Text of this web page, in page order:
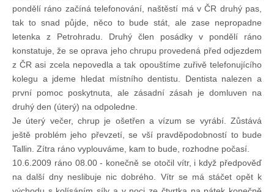
Mezinárodní pohár
Modrá stuha
Pohárové závody
Kvízy
O lodích a plavbách
pondělí ráno začíná telefonování, naštěstí má v ČR druhý pas,
tak to snad půjde, něco to bude stát, ale zase nepropadne
letenka z Petrohradu. Druhý člen posádky v pondělí ráno
konstatuje, že se oprava jeho chrupu provedená před odjezdem
z ČR asi zcela nepovedla a tak opouštíme zuřivě telefonujícího
kolegu a jdeme hledat místního dentistu. Dentista nalezen a
první pomoc poskytnuta, ale zásadní zásah je domluven na
druhý den (úterý) na odpoledne.
Je úterý večer, chrup je ošetřen a vízum se vyrábí. Zůstává
ještě problém jeho převzetí, se vší pravděpodobností to bude
Tallin. Zítra ráno vyplouváme, kam to bude, rozhodne počasí.
10.6.2009 ráno 08.00 - konečně se otočil vítr, i když předpověď
na další dny neslibuje nic dobrého. Vítr se má stáčet opět k